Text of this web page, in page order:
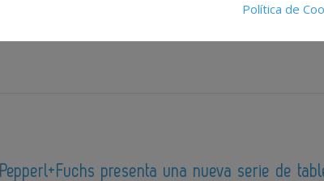
Pepperl+Fuchs presenta una nueva serie de
Política de